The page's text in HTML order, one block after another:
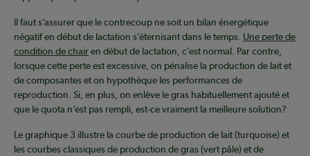
Il faut s’assurer que le contrecoup ne soit un bilan énergétique
négatif en début de lactation s’éternisant dans le temps. Une perte de
condition de chairen début de lactation, c’est normal. Par contre,
lorsque cette perte est excessive, on pénalise la production de lait et
de composantes et on hypothèque les performances de
reproduction. Si, en plus, on enlève le gras habituellement ajouté et
que le quota n’est pas rempli, est-ce vraiment la meilleure solution?
Le graphique 3 illustre la courbe de production de lait (turquoise) et
les courbes classiques de production de gras (vert pâle) et de